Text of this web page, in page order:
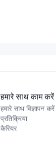
हमारे साथ काम करें
हमारे साथ विज्ञापन करें
प्रतिक्रिया
कैरियर